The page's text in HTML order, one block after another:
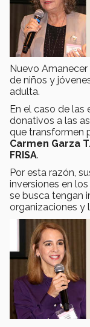
Nuevo
de niños y
adulta.
En el caso de las
donativos a las
que transformen
Carmen Garza
FRISA.
Por esta razón,
inversiones en
se busca tengan
organizaciones y